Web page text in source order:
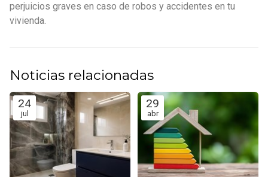
perjuicios graves en caso de robos y accidentes en tu
vivienda.
Noticias relacionadas
24
jul
29
abr